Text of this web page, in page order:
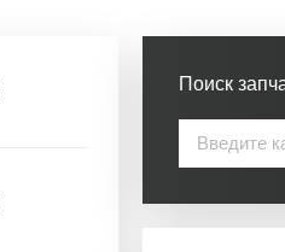
Поиск